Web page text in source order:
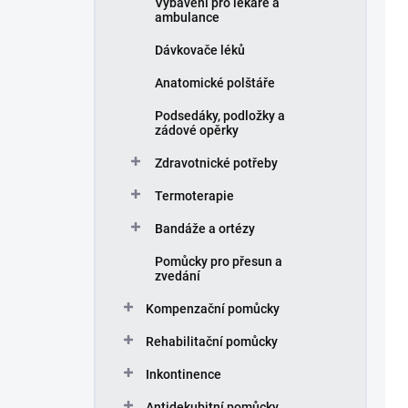
ambulance
Dávkovače léků
Anatomické polštáře
Podsedáky, podložky a
zádové opěrky
Zdravotnické potřeby
Termoterapie
Bandáže a ortézy
Pomůcky pro přesun a
zvedání
Kompenzační pomůcky
Rehabilitační pomůcky
Inkontinence